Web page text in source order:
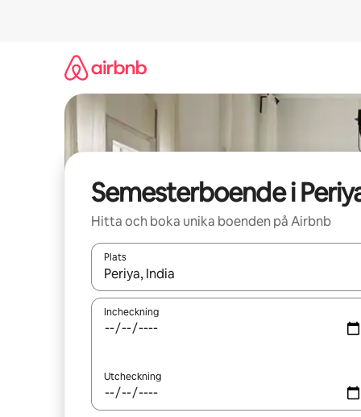
Semesterboende i
Hitta och boka unika boenden på Airbnb
Plats
När resultaten är tillgängliga kan du navigera
Incheckning
Utcheckning